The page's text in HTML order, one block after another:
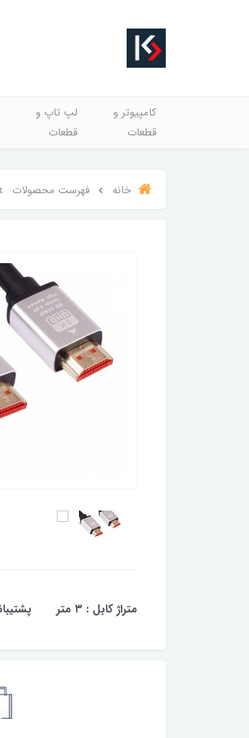
کامپیوتر و
قطعات
لپ تاپ و
قطعات
خانه فهرست محصولات
متراژ کابل : ۳ متر پشتیبانی از کیفیت ۴K